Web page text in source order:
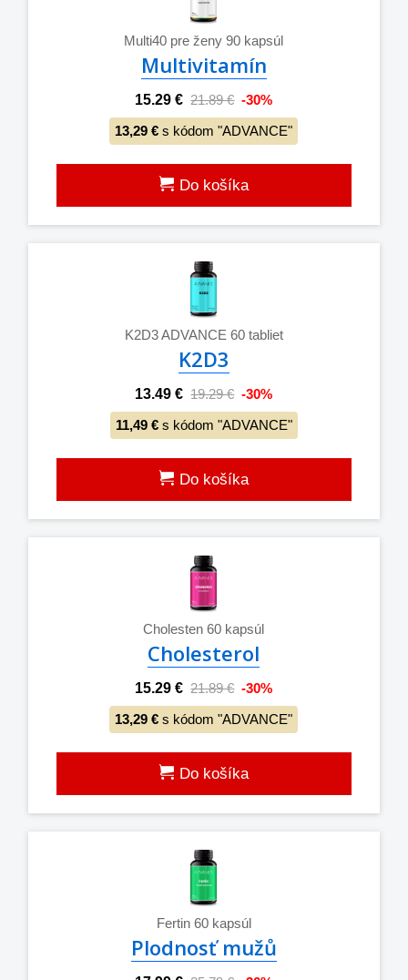
Multi40 pre ženy 90 kapsúl
Multivitamín
15.29 € 21.89 € -30%
13,29 € s kódom "ADVANCE"
Do košíka
K2D3 ADVANCE 60 tabliet
K2D3
13.49 € 19.29 € -30%
11,49 €s kódom "ADVANCE"
Do košíka
Cholesten 60 kapsúl
Cholesterol
15.29 € 21.89 € -30%
13,29 € s kódom "ADVANCE"
Do košíka
Fertin 60 kapsúl
Plodnosť mužů